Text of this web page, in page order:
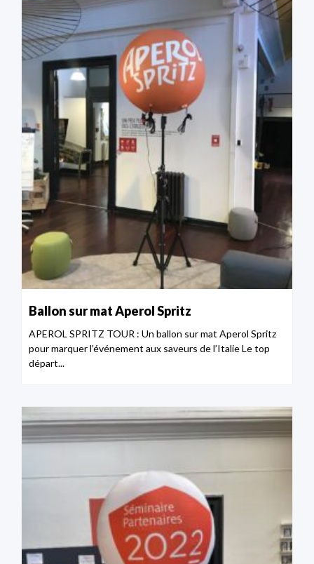
Ballon sur mat Aperol Spritz
APEROL SPRITZ TOUR : Un ballon sur mat Aperol Spritz
pour marquer l’événement aux saveurs de l’Italie Le top
départ...